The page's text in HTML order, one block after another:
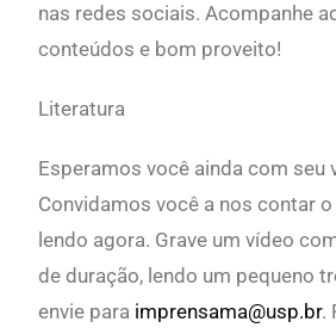
nas redes sociais. Acompanhe
conteúdos e bom proveito!
Literatura
Esperamos você ainda com seu
Convidamos você a nos contar
lendo agora. Grave um vídeo
de duração, lendo um pequeno
envie para imprensama@usp.br.